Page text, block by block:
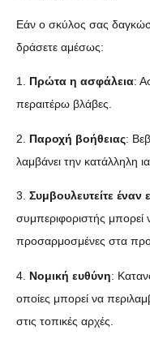
Εάν ο σκύλος σας
δράσετε αμέσως:
1. Πρώτα η ασφάλεια:
περαιτέρω βλάβες.
2. Παροχή βοήθειας:
λαμβάνει την κατάλληλη
3. Συμβουλευτείτε έναν
συμπεριφοριστής μπορεί
προσαρμοσμένες στα
4. Νομική ευθύνη:
οποίες μπορεί να
στις τοπικές αρχές.